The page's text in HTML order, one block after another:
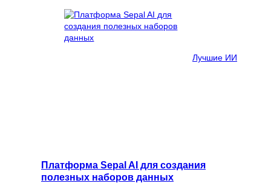
Лучшие ИИ
Платформа Sepal AI для создания
полезных наборов данных